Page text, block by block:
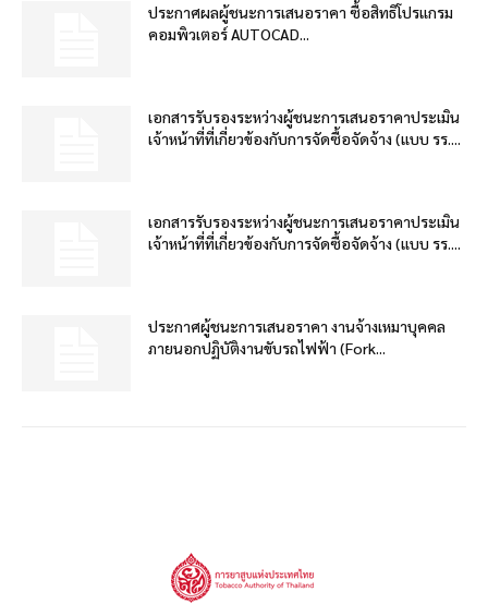
ประกาศผลผู้ชนะการเสนอราคา ซื้อสิทธิโปรแกรม
คอมพิวเตอร์ AUTOCAD...
เอกสารรับรองระหว่างผู้ชนะการเสนอราคาประเมิน
เจ้าหน้าที่ที่เกี่ยวข้องกับการจัดซื้อจัดจ้าง (แบบ รร....
เอกสารรับรองระหว่างผู้ชนะการเสนอราคาประเมิน
เจ้าหน้าที่ที่เกี่ยวข้องกับการจัดซื้อจัดจ้าง (แบบ รร....
ประกาศผู้ชนะการเสนอราคา งานจ้างเหมาบุคคล
ภายนอกปฏิบัติงานขับรถไฟฟ้า (Fork...